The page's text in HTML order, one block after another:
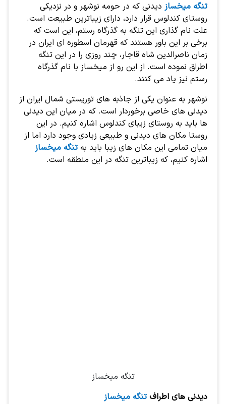
تنگه میخساز دیدنی که در حومه نوشهر و در نزدیکی
روستای کندلوس قرار دارد، دارای زیباترین طبیعت است.
علت نام گذاری این تنگه به گذرگاه رستم، این است که
برخی بر این باور هستند که قهرمان اسطوره ای ایران در
زمان ناصرالدین شاه قاجار، چند روزی را در این تنگه
اطراق نموده است. از این رو از میخساز با نام گذرگاه
رستم نیز یاد می کنند.
نوشهر به عنوان یکی از جاذبه های توریستی شمال ایران از
دیدنی های خاصی برخوردار است. که در میان این دیدنی
ها باید به روستای زیبای کندلوس اشاره کنیم. در این
روستا مکان های دیدنی و طبیعی زیادی وجود دارد اما از
میان تمامی این مکان های زیبا باید بهتنگه میخساز
اشاره کنیم، که زیباترین تنگه در این منطقه است.
تنگه میخساز
دیدنی های اطرافتنگه میخساز